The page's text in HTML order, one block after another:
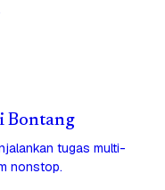
Bontang
tugas multi-
nonstop.